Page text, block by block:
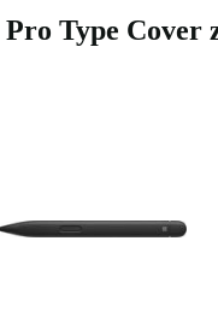
Type Cover